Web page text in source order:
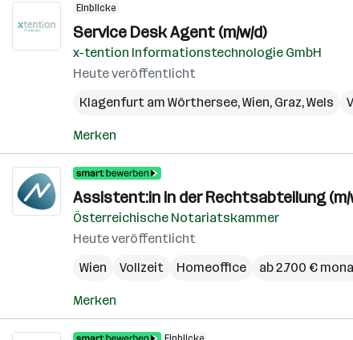
Einblicke
Service Desk Agent (m/w/d)
x-tention Informationstechnologie GmbH
Heute veröffentlicht
Klagenfurt am Wörthersee,Wien, Graz,Wels
Merken
Assistent:in in der Rechtsabteilung (m/
Österreichische Notariatskammer
Heute veröffentlicht
Wien
Vollzeit Homeoffice ab 2.700 €
Merken